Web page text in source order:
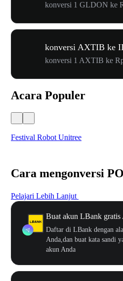
konversi 1 GLDON ke
konversi AXTIB ke
konversi 1 AXTIB ke
Acara Populer
Festival Robot Unitree
Cara mengonversi
Pelajari Lebih Lanjut
Buat akun LBank gratis
Daftar di LBank dengan
Anda,dan buat kata sandi
akun Anda